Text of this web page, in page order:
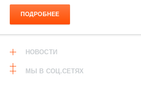
ПОДРОБНЕЕ
НОВОСТИ
МЫ В СОЦ.СЕТЯХ